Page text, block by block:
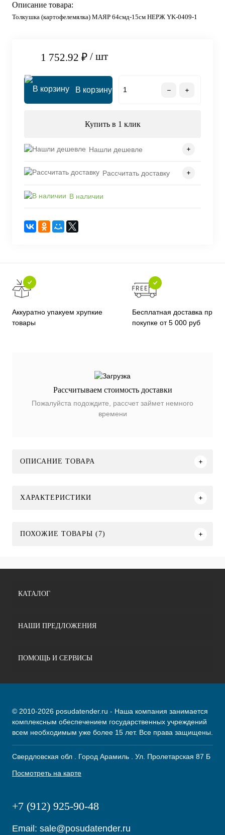
Описание товара:
Толкушка (картофелемялка) МАЯР 64смд-15см НЕРЖ YK-0409-1
1 752.92 ₽ / шт
В корзину
Купить в 1 клик
Нашли дешевле
Рассчитать доставку
В наличии
Аккуратно упакуем хрупкие
товары
Бесплатная доставка при
покупке от 5 000 руб
Рассчитываем стоимость доставки
Пожалуйста подождите, рассчет займет немного
времени
ОПИСАНИЕ ТОВАРА
ХАРАКТЕРИСТИКИ
ПОХОЖИЕ ТОВАРЫ (7)
КАТАЛОГ
НАШИ ПРЕДЛОЖЕНИЯ
ПОМОЩЬ И СЕРВИСЫ
© 2010-2026 posudatender.ru - Наша компания занимается
комплексным обеспечением государственных учреждений
всем необходимым уже более 15 лет. Все права защищены.
Свердловская обл . Город Арамиль . Ул. Пролетарская 87 Б
Посмотреть на карте
+7 (912) 925-90-48
Email: sale@posudatender.ru